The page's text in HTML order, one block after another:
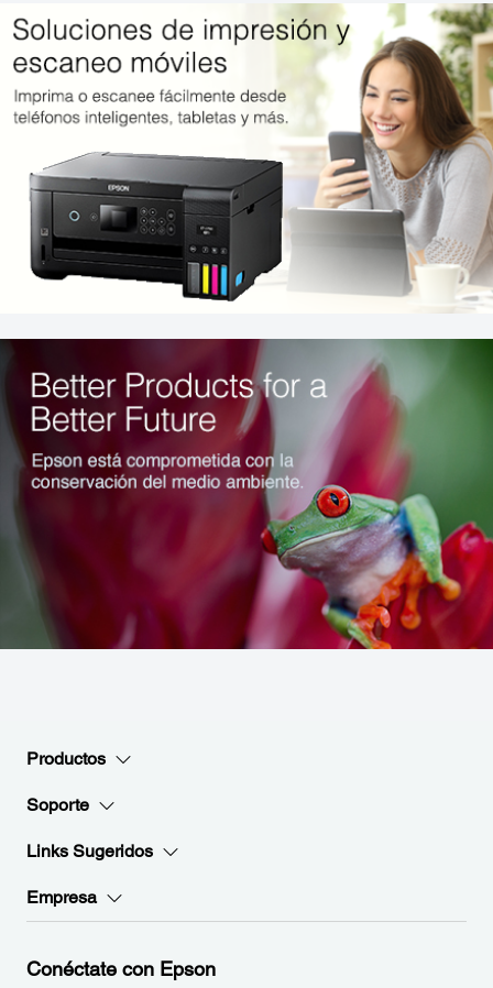
Productos
Soporte
Links Sugeridos
Empresa
Conéctate con Epson